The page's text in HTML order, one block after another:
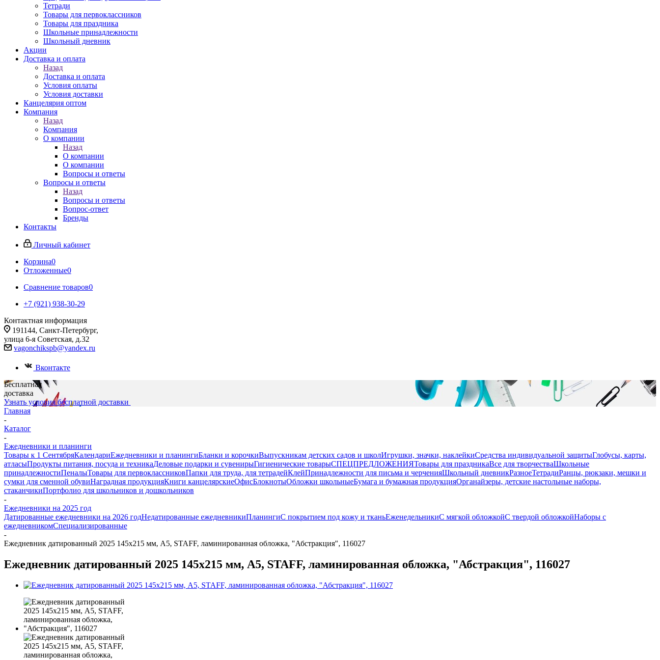
Тетради
Товары для первоклассников
Товары для праздника
Школьные принадлежности
Школьный дневник
Акции
Доставка и оплата
Назад
Доставка и оплата
Условия оплаты
Условия доставки
Канцелярия оптом
Компания
Назад
Компания
О компании
Назад
О компании
О компании
Вопросы и ответы
Вопросы и ответы
Назад
Вопросы и ответы
Вопрос-ответ
Бренды
Контакты
Личный кабинет
Корзина0
Отложенные0
Сравнение товаров0
+7 (921) 938-30-29
Контактная информация
191144, Санкт-Петербург,
улица 6-я Советская, д.32
vagonchikspb@yandex.ru
Вконтакте
Бесплатная
доставка
Узнать условия бесплатной доставки
Главная
-
Каталог
-
Ежедневники и планинги
Товары к 1 СентябряКалендариЕжедневники и планингиБланки и корочкиВыпускникам детских садов и школИгрушки, значки, наклейкиСредства индивидуальной защитыГлобусы, карты,
атласыПродукты питания, посуда и техникаДеловые подарки и сувенирыГигиенические товарыСПЕЦПРЕДЛОЖЕНИЯТовары для праздникаВсе для творчестваШкольные
принадлежностиПеналыТовары для первоклассниковПапки для труда, для тетрадейКлейПринадлежности для письма и черченияШкольный дневникРазноеТетрадиРанцы, рюкзаки, мешки и
сумки для сменной обувиНаградная продукцияКниги канцелярскиеОфисБлокнотыОбложки школьныеБумага и бумажная продукцияОрганайзеры, детские настольные наборы,
стаканчикиПортфолио для школьников и дошкольников
-
Ежедневники на 2025 год
Датированные ежедневники на 2026 годНедатированные ежедневникиПланингиС покрытием под кожу и тканьЕженедельникиС мягкой обложкойС твердой обложкойНаборы с
ежедневникомСпециализированные
-
Ежедневник датированный 2025 145х215 мм, А5, STAFF, ламинированная обложка, "Абстракция", 116027
Ежедневник датированный 2025 145х215 мм, А5, STAFF, ламинированная обложка, "Абстракция", 116027